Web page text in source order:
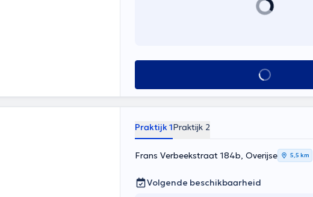
Alles zien
Praktijk 1Praktijk 2
Frans Verbeekstraat 184b, Overijse 5,5 km
Volgende beschikbaarheid